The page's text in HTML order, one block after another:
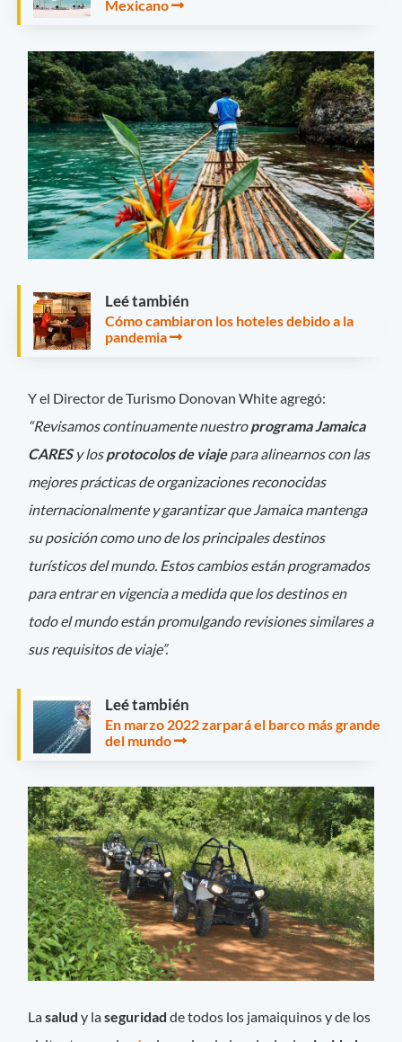
Mexicano
Leé también
Cómo cambiaron los hoteles debido a la
pandemia
Y el Director de Turismo Donovan White agregó:
“Revisamos continuamente nuestroprograma Jamaica
CARESy losprotocolos de viajepara alinearnos con las
mejores prácticas de organizaciones reconocidas
internacionalmente y garantizar que Jamaica mantenga
su posición como uno de los principales destinos
turísticos del mundo. Estos cambios están programados
para entrar en vigencia a medida que los destinos en
todo el mundo están promulgando revisiones similares a
sus requisitos de viaje”.
Leé también
En marzo 2022 zarpará el barco más grande
del mundo
Lasaludy laseguridadde todos los jamaiquinos y de los